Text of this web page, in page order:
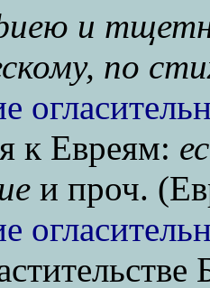
и
по
к Евреям:
и проч.